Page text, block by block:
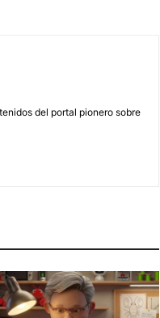
del portal pionero sobre